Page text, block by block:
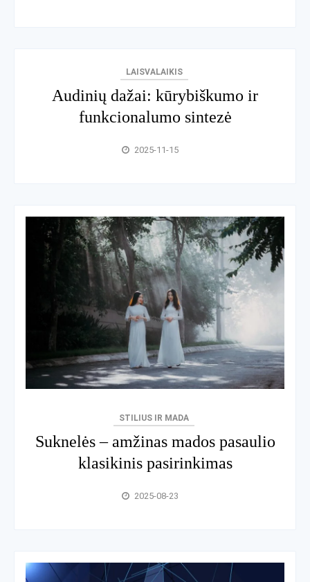
LAISVALAIKIS
Audinių dažai: kūrybiškumo ir
funkcionalumo sintezė
2025-11-15
STILIUS IR MADA
Suknelės – amžinas mados pasaulio
klasikinis pasirinkimas
2025-08-23